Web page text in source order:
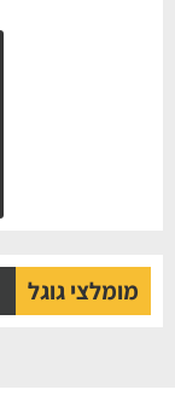
מומלצי גוגל